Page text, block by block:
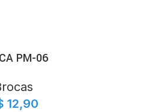
PM-06
12,90